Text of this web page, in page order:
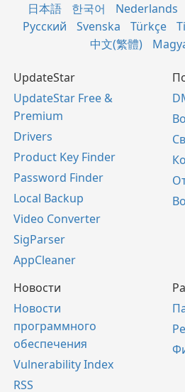
日本語
한국어 Nederlands
Русский
Svenska Türkçe
中文(繁體)
UpdateStar
UpdateStar Free &
Premium
Drivers
Product Key Finder
Password Finder
Local Backup
Video Converter
SigParser
AppCleaner
Новости
Новости
программного
обеспечения
Vulnerability Index
RSS